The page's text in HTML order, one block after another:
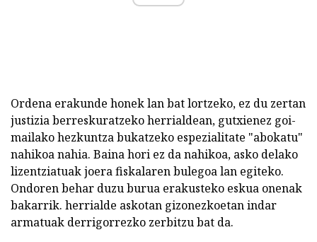
Ordena erakunde honek lan bat lortzeko, ez du zertan
justizia berreskuratzeko herrialdean, gutxienez goi-
mailako hezkuntza bukatzeko espezialitate "abokatu"
nahikoa nahia. Baina hori ez da nahikoa, asko delako
lizentziatuak joera fiskalaren bulegoa lan egiteko.
Ondoren behar duzu burua erakusteko eskua onenak
bakarrik. herrialde askotan gizonezkoetan indar
armatuak derrigorrezko zerbitzu bat da.